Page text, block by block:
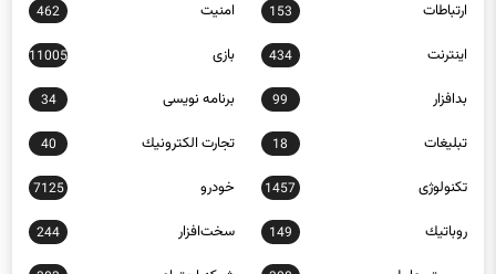
اينترنت 434 بازی 11005
بدافزار 99 برنامه نويسی 34
تبلیغات 18 تجارت الكترونيك 40
تکنولوژی 1457 خودرو 7125
روباتيك 149 سخت‌افزار 244
سيستم عامل 308 شبكه اجتماعی 383